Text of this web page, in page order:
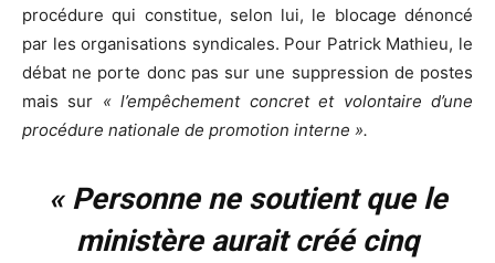
procédure qui constitue, selon lui, le blocage dénoncé
par les organisations syndicales. Pour Patrick Mathieu, le
débat ne porte donc pas sur une suppression de postes
mais sur « l’empêchement concret et volontaire d’une
procédure nationale de promotion interne ».
« Personne ne soutient que le
ministère aurait créé cinq